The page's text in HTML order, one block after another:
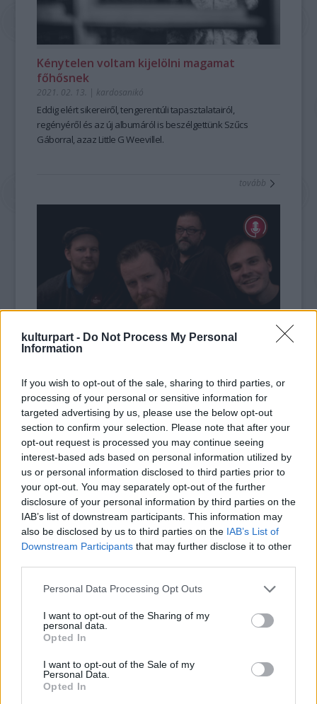
kulturpart - Do Not Process My Personal
Information
If you wish to opt-out of the sale, sharing to third parties, or
processing of your personal or sensitive information for
targeted advertising by us, please use the below opt-out
section to confirm your selection. Please note that after your
opt-out request is processed you may continue seeing
interest-based ads based on personal information utilized by
us or personal information disclosed to third parties prior to
your opt-out. You may separately opt-out of the further
disclosure of your personal information by third parties on the
IAB’s list of downstream participants. This information may
also be disclosed by us to third parties on the IAB’s List of
Downstream Participants that may further disclose it to other
Please note that this website/app uses one or more Google
not limited to your visit or usage behaviour. You may click to
grant or deny consent to Google and its third-party tags to
use your data for below specified purposes in below Google
consent section.
Personal Data Processing Opt Outs
I want to opt-out of the Sharing of my
personal data.
Opted In
I want to opt-out of the Sale of my
Personal Data.
Opted In
Kénytelen voltam kijelölni magamat
főhősnek
2021. 02. 13. | kardosanikó
Eddig elért sikereiről, tengerentúli tapasztalatairól,
regényéről és az új albumáról is beszélgettünk Szűcs
Gáborral, azaz Little G Weevillel.
tovább
December 28-án a Trip Hajón ünnepli huszadik
születésnapját a Blues Rádió Budapest. A koncert
érdekességeiről, a fellépő művészekről és a blues zene
időtlenségéről Kapitány Sándorral beszélgettünk.
tovább
Fekete zenék és kék dallamok
2019. 07. 19.|Kultúrpart
Július 21. és 25. között ismét megrendezésre kerül az Óbudai